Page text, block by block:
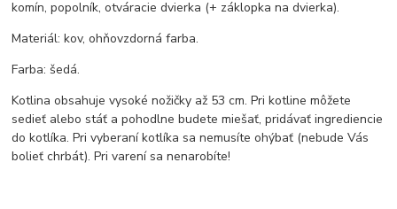
komín, popolník, otváracie dvierka (+ záklopka na dvierka).
Materiál: kov, ohňovzdorná farba.
Farba: šedá.
Kotlina obsahuje vysoké nožičky až 53 cm. Pri kotline môžete
sedieť alebo stáť a pohodlne budete miešať, pridávať ingrediencie
do kotlíka. Pri vyberaní kotlíka sa nemusíte ohýbať (nebude Vás
bolieť chrbát). Pri varení sa nenarobíte!